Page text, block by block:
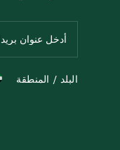
البلد / المنطقة